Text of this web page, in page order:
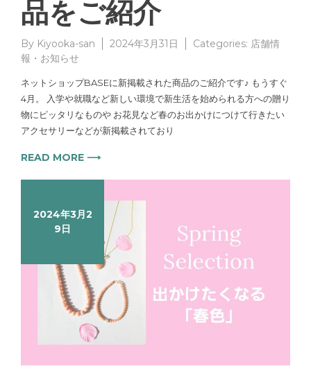
品をご紹介
By Kiyooka-san 2024年3月31日 Categories: 店舗情
報・お知らせ
ネットショップBASEに新掲載された商品のご紹介です♪ もうすぐ
4月。 入学や就職など新しい環境で新生活を始められる方への贈り
物にピッタリなものや お花見など春のお出かけにつけて行きたい
アクセサリーなどが新掲載されており
READ MORE ⟶
2024年3月2
9日